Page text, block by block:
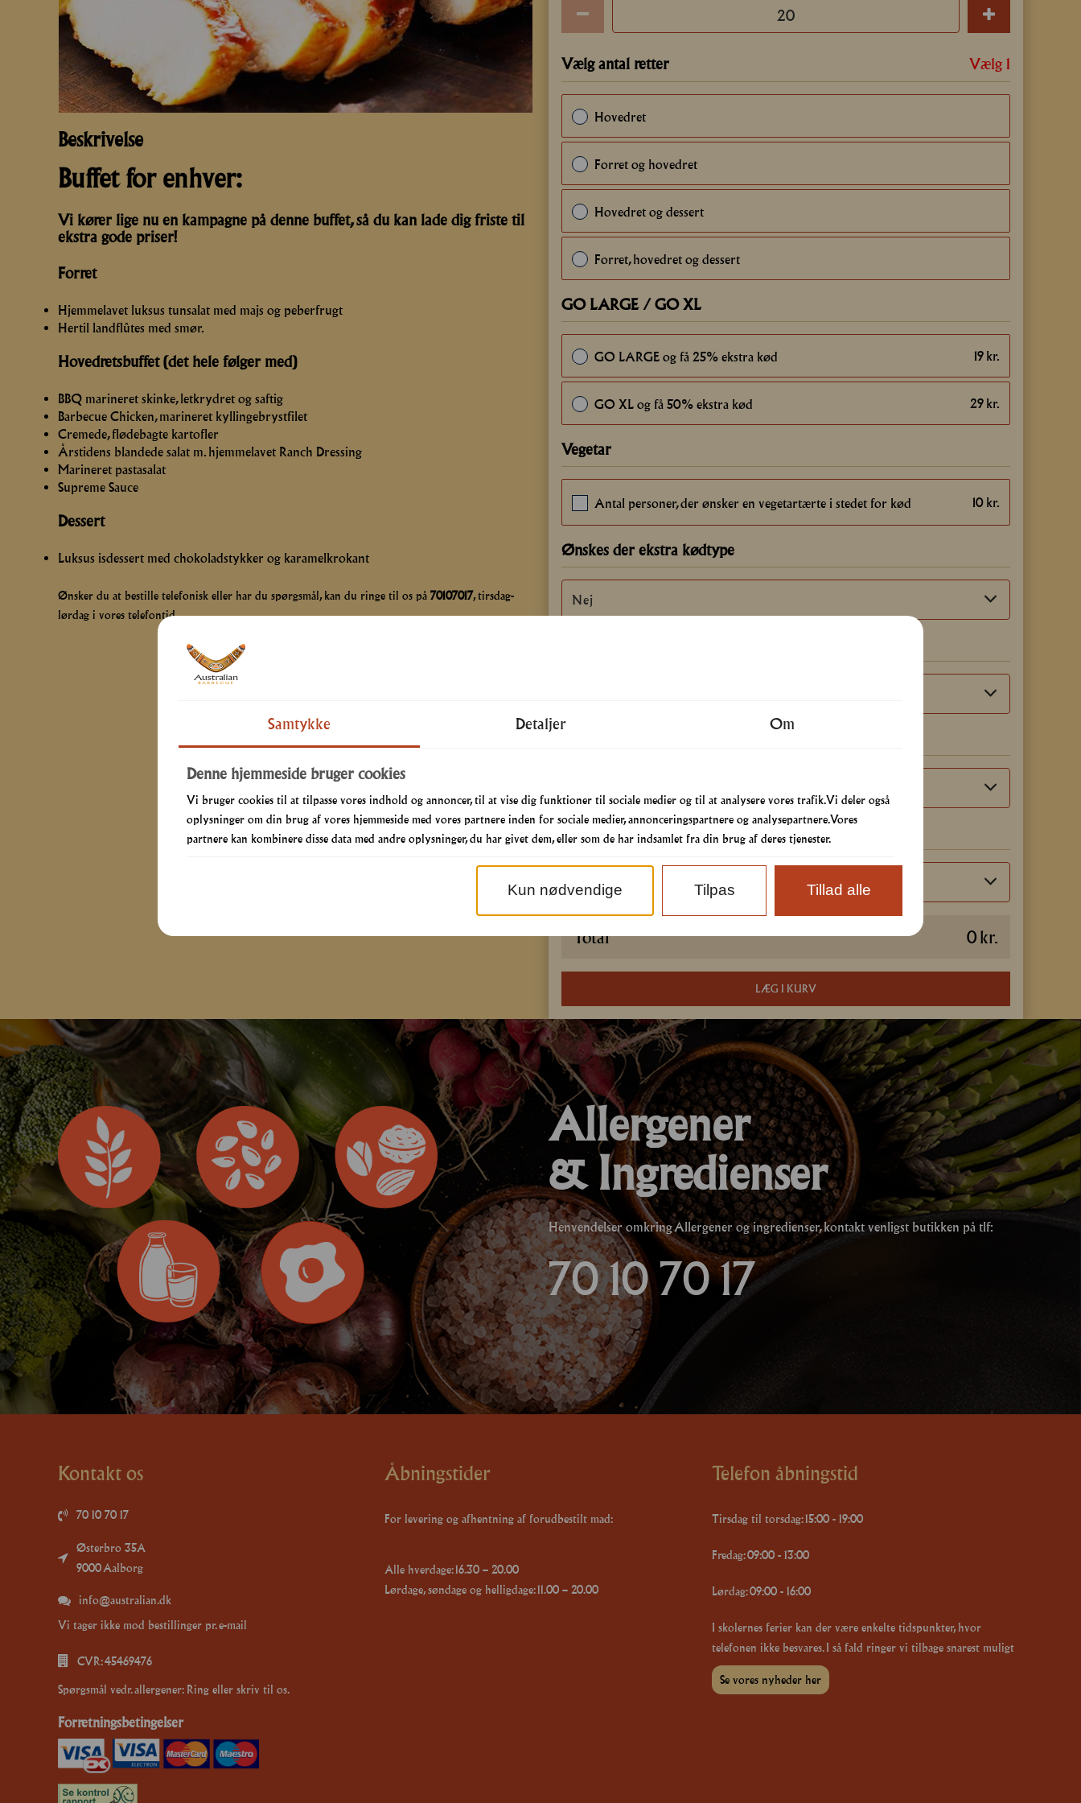
JULEFROKOST
NYTÅR
RECEPTION
Vælg antal retter Vælg 1
Hovedret
Forret og hovedret
Hovedret og dessert
Forret, hovedret og dessert
GO LARGE / GO XL
GO LARGE og få 25% ekstra kød 19 kr.
GO XL og få 50% ekstra kød 29 kr.
Vegetar
Antal personer, der ønsker en vegetartærte i stedet for kød 10 kr.
Ønskes der ekstra kødtype
Ønskes der ekstra sauce
Total 0 kr.
LÆG I KURV
Beskrivelse
Buffet for enhver:
Vi kører lige nu en kampagne på denne buffet, så du kan lade dig friste til
ekstra gode priser!
Forret
Hjemmelavet luksus tunsalat med majs og peberfrugt
Hertil landflûtes med smør.
Hovedretsbuffet (det hele følger med)
BBQ marineret skinke, letkrydret og saftig
Barbecue Chicken, marineret kyllingebrystfilet
Cremede, flødebagte kartofler
Årstidens blandede salat m. hjemmelavet Ranch Dressing
Marineret pastasalat
Supreme Sauce
Dessert
Luksus isdessert med chokoladstykker og karamelkrokant
Ønsker du at bestille telefonisk eller har du spørgsmål, kan du ringe til os på 70107017, tirsdag-
lørdag i vores telefontid
Allergener
& Ingredienser
Henvendelser omkring Allergener og ingredienser, kontakt venligst butikken på tlf:
70 10 70 17
Kontakt os
70 10 70 17
Østerbro 35A
9000 Aalborg
info@australian.dk
Vi tager ikke mod bestillinger pr. e-mail
CVR: 45469476
Spørgsmål vedr. allergener: Ring eller skriv til os.
Forretningsbetingelser
Åbningstider
For levering og afhentning af forudbestilt mad:
Alle hverdage: 16.30 – 20.00
Lørdage, søndage og helligdage: 11.00 – 20.00
Telefon åbningstid
Tirsdag til torsdag: 15:00 - 19:00
Fredag: 09:00 - 13:00
Lørdag: 09:00 - 16:00
I skolernes ferier kan der være enkelte tidspunkter, hvor
telefonen ikke besvares. I så fald ringer vi tilbage snarest muligt
Se vores nyheder her
Samtykke Detaljer Om
Denne hjemmeside bruger cookies
Vi bruger cookies til at tilpasse vores indhold og annoncer, til at vise dig funktioner til sociale medier og til at analysere vores trafik. Vi deler også
oplysninger om din brug af vores hjemmeside med vores partnere inden for sociale medier, annonceringspartnere og analysepartnere. Vores
partnere kan kombinere disse data med andre oplysninger, du har givet dem, eller som de har indsamlet fra din brug af deres tjenester.
Kun nødvendige Tilpas Tillad alle